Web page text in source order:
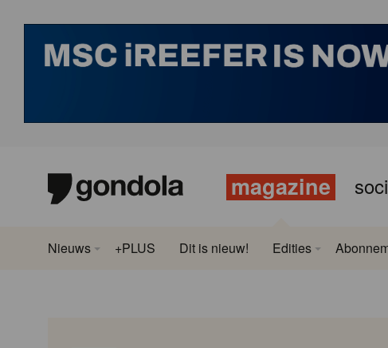
magazine
Nieuws +PLUS Dit is nieuw! Edities